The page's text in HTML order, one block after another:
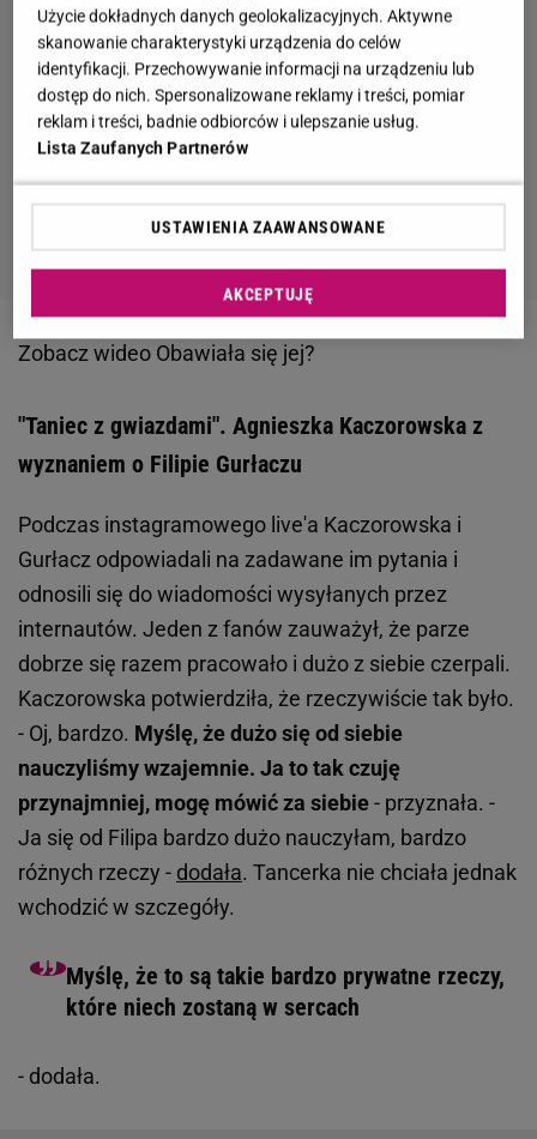
Zobacz wideo Obawiała się jej?
"Taniec z gwiazdami". Agnieszka Kaczorowska z
wyznaniem o Filipie Gurłaczu
Podczas instagramowego live'a Kaczorowska i
Gurłacz odpowiadali na zadawane im pytania i
odnosili się do wiadomości wysyłanych przez
internautów. Jeden z fanów zauważył, że parze
dobrze się razem pracowało i dużo z siebie czerpali.
Kaczorowska potwierdziła, że rzeczywiście tak było.
- Oj, bardzo. Myślę, że dużo się od siebie
nauczyliśmy wzajemnie. Ja to tak czuję
przynajmniej, mogę mówić za siebie- przyznała. -
Ja się od Filipa bardzo dużo nauczyłam, bardzo
różnych rzeczy - dodała. Tancerka nie chciała jednak
wchodzić w szczegóły.
Myślę, że to są takie bardzo prywatne rzeczy,
które niech zostaną w sercach
- dodała.
Użycie dokładnych danych geolokalizacyjnych. Aktywne
skanowanie charakterystyki urządzenia do celów
identyfikacji. Przechowywanie informacji na urządzeniu lub
dostęp do nich. Spersonalizowane reklamy i treści, pomiar
reklam i treści, badnie odbiorców i ulepszanie usług.
Lista Zaufanych Partnerów
USTAWIENIA ZAAWANSOWANE
AKCEPTUJĘ